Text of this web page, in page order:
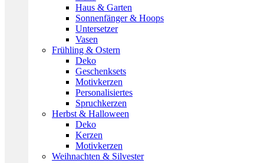
Haus & Garten
Sonnenfänger & Hoops
Untersetzer
Vasen
Frühling & Ostern
Deko
Geschenksets
Motivkerzen
Personalisiertes
Spruchkerzen
Herbst & Halloween
Deko
Kerzen
Motivkerzen
Weihnachten & Silvester